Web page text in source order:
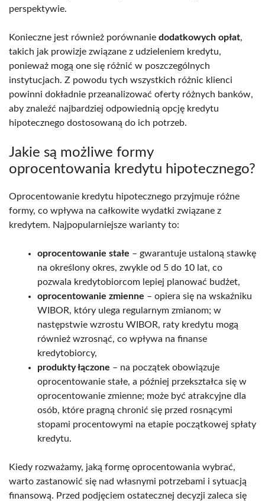
perspektywie.
Konieczne jest również porównanie dodatkowych opłat,
takich jak prowizje związane z udzieleniem kredytu,
ponieważ mogą one się różnić w poszczególnych
instytucjach. Z powodu tych wszystkich różnic klienci
powinni dokładnie przeanalizować oferty różnych banków,
aby znaleźć najbardziej odpowiednią opcję kredytu
hipotecznego dostosowaną do ich potrzeb.
Jakie są możliwe formy
oprocentowania kredytu hipotecznego?
Oprocentowanie kredytu hipotecznego przyjmuje różne
formy, co wpływa na całkowite wydatki związane z
kredytem. Najpopularniejsze warianty to:
oprocentowanie stałe – gwarantuje ustaloną stawkę
na określony okres, zwykle od 5 do 10 lat, co
pozwala kredytobiorcom lepiej planować budżet,
oprocentowanie zmienne – opiera się na wskaźniku
WIBOR, który ulega regularnym zmianom; w
następstwie wzrostu WIBOR, raty kredytu mogą
również wzrosnąć, co wpływa na finanse
kredytobiorcy,
produkty łączone – na początek obowiązuje
oprocentowanie stałe, a później przekształca się w
oprocentowanie zmienne; może być atrakcyjne dla
osób, które pragną chronić się przed rosnącymi
stopami procentowymi na etapie początkowej spłaty
kredytu.
Kiedy rozważamy, jaką formę oprocentowania wybrać,
warto zastanowić się nad własnymi potrzebami i sytuacją
finansową. Przed podjęciem ostatecznej decyzji zaleca się